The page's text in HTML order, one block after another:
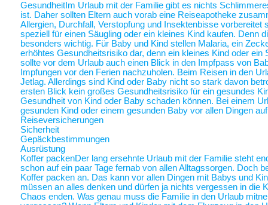
Gesundheit Im Urlaub mit der Familie gibt es nichts
ist. Daher sollten Eltern auch vorab eine Reiseapotheke
Allergien, Durchfall, Verstopfung und Insektenbisse
speziell für einen Säugling oder ein kleines Kind kaufen. Denn
besonders wichtig. Für Baby und Kind stellen Malaria, ein
erhöhtes Gesundheitsrisiko dar, denn ein kleines Kind oder
sollte vor dem Urlaub auch einen Blick in den Impfpass von
Impfungen vor den Ferien nachzuholen. Beim Reisen in den
Jetlag. Allerdings sind Kind oder Baby nicht so stark davon
ersten Blick kein großes Gesundheitsrisiko für ein gesundes
Gesundheit von Kind oder Baby schaden können. Bei einem
gesunden Kind oder einem gesunden Baby vor allen Dingen
Reiseversicherungen
Sicherheit
Gepäckbestimmungen
Ausrüstung
Koffer packenDer lang ersehnte Urlaub mit der Familie steht
schon auf ein paar Tage fernab von allen Alltagssorgen. Doch
Koffer packen an. Das kann vor allen Dingen mit Babys und
müssen an alles denken und dürfen ja nichts vergessen in die
Chaos enden. Was genau muss die Familie in den Urlaub